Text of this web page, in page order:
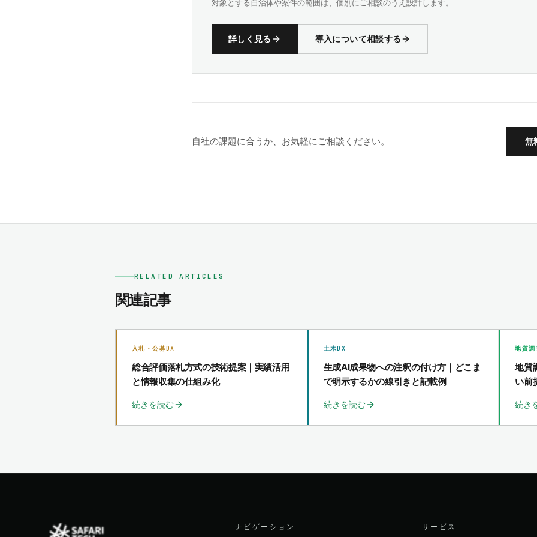
対象とする自治体や案件の範囲は、個別にご相談のうえ設計します。
詳しく見る 導入について相談する
自社の課題に合うか、お気軽にご相談ください。 無
RELATED ARTICLES
関連記事
入札・公募DX
総合評価落札方式の技術提案｜実績活用
と情報収集の仕組み化
続きを読む
土木DX
生成AI成果物への注釈の付け方｜どこま
で明示するかの線引きと記載例
続きを読む
地質調
地質
い前
続き
ナビゲーション サービス